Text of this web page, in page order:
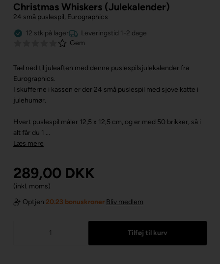
Christmas Whiskers (Julekalender)
24 små puslespil, Eurographics
12 stk på lager
Leveringstid 1-2 dage
Gem
Tæl ned til juleaften med denne puslespilsjulekalender fra
Eurographics.
I skufferne i kassen er der 24 små puslespil med sjove katte i
julehumør.
Hvert puslespil måler 12,5 x 12,5 cm, og er med 50 brikker, så i
alt får du 1 ...
Læs mere
289,00 DKK
(inkl. moms)
Optjen 20.23 bonuskroner Bliv medlem